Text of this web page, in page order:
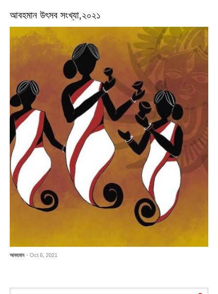
আবহমান উৎসব সংখ্যা,২০২১
আবহমান - Oct 6, 2021